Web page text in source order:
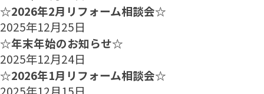
☆2026年2月リフォーム相談会☆
2025年12月25日
☆年末年始のお知らせ☆
2025年12月24日
☆2026年1月リフォーム相談会☆